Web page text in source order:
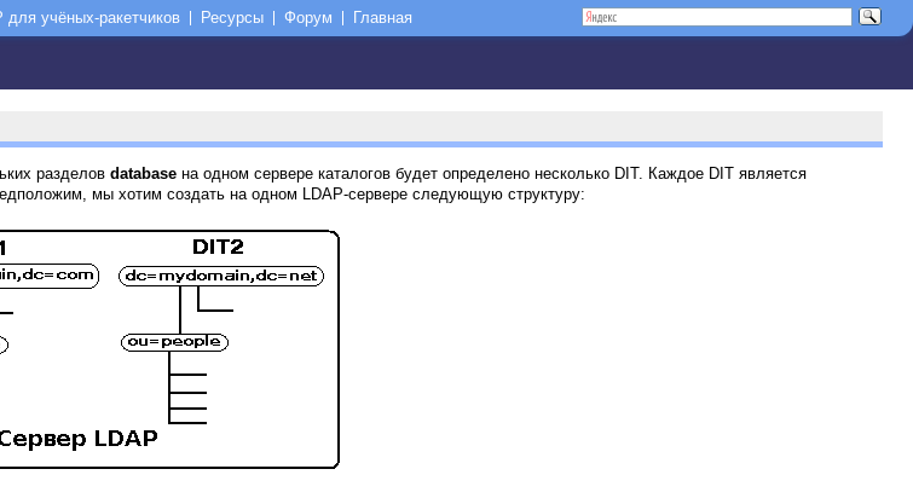
разделов database на одном сервере каталогов будет определено несколько DIT. Каждое DIT является
мы хотим создать на одном LDAP-сервере следующую структуру:
для учёных-ракетчиков Ресурсы Форум Главная